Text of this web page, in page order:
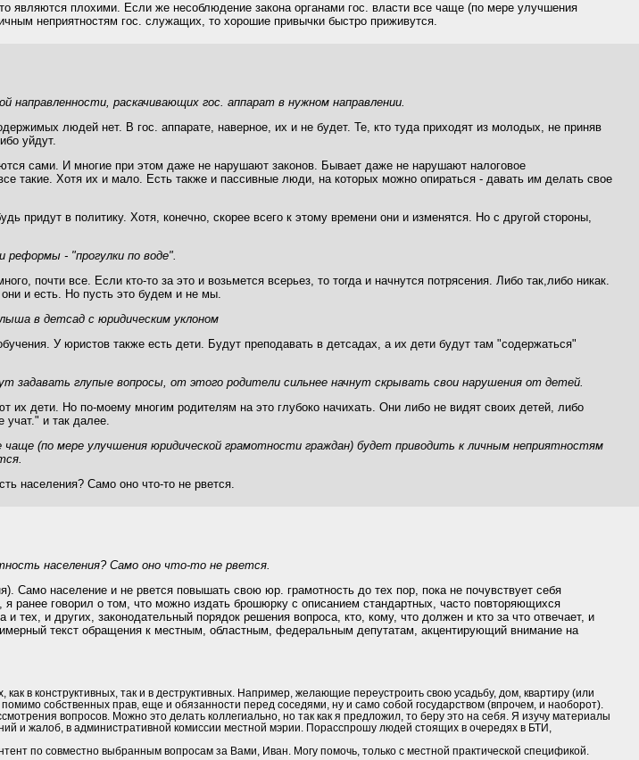
являются плохими. Если же несоблюдение закона органами гос. власти все чаще (по мере улучшения
неприятностям гос. служащих, то хорошие привычки быстро приживутся.
направленности, раскачивающих гос. аппарат в нужном направлении.
людей нет. В гос. аппарате, наверное, их и не будет. Те, кто туда приходят из молодых, не приняв
уйдут.
сами. И многие при этом даже не нарушают законов. Бывает даже не нарушают налоговое
такие. Хотя их и мало. Есть также и пассивные люди, на которых можно опираться - давать им делать свое
придут в политику. Хотя, конечно, скорее всего к этому времени они и изменятся. Но с другой стороны,
- "прогулки по воде".
почти все. Если кто-то за это и возьмется всерьез, то тогда и начнутся потрясения. Либо так,либо никак.
и есть. Но пусть это будем и не мы.
в детсад с юридическим уклоном
У юристов также есть дети. Будут преподавать в детсадах, а их дети будут там "содержаться"
задавать глупые вопросы, от этого родители сильнее начнут скрывать свои нарушения от детей.
их дети. Но по-моему многим родителям на это глубоко начихать. Они либо не видят своих детей, либо
учат." и так далее.
чаще (по мере улучшения юридической грамотности граждан) будет приводить к личным неприятностям
населения? Само оно что-то не рвется.
населения? Само оно что-то не рвется.
Само население и не рвется повышать свою юр. грамотность до тех пор, пока не почувствует себя
говорил о том, что можно издать брошюрку с описанием стандартных, часто повторяющихся
тех, и других, законодательный порядок решения вопроса, кто, кому, что должен и кто за что отвечает, и
текст обращения к местным, областным, федеральным депутатам, акцентирующий внимание на
в конструктивных, так и в деструктивных. Например, желающие переустроить свою усадьбу, дом, квартиру (или
собственных прав, еще и обязанности перед соседями, ну и само собой государством (впрочем, и наоборот).
вопросов. Можно это делать коллегиально, но так как я предложил, то беру это на себя. Я изучу материалы
и жалоб, в административной комиссии местной мэрии. Порасспрошу людей стоящих в очередях в БТИ,
по совместно выбранным вопросам за Вами, Иван. Могу помочь, только с местной практической спецификой.